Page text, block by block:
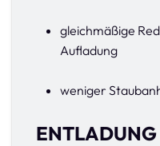
gleichmäßige
Aufladung
weniger
ENTLADUNG